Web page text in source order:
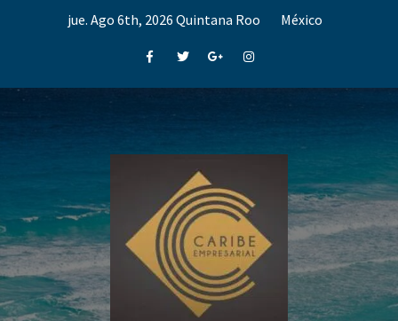
jue. Ago 6th, 2026 Quintana Roo México
FacebookTwitterGoogle+Instagram